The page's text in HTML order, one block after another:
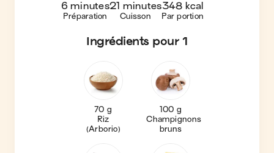
6 minutes
Préparation
21 minutes
Cuisson
348 kcal
Par portion
Ingrédients pour 1
70 g
Riz
(Arborio)
100 g
Champignons
bruns